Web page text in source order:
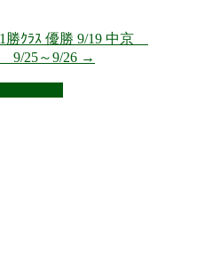
勝ｸﾗｽ 優勝 9/19 中京
25～9/26 →